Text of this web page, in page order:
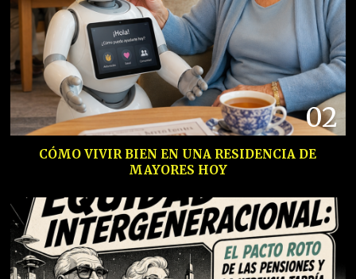
02
CÓMO VIVIR BIEN EN UNA RESIDENCIA DE
MAYORES HOY